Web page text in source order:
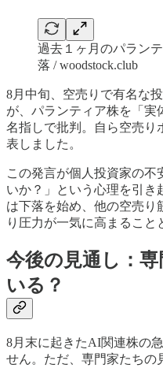
過去１ヶ月のパラン
落 / woodstock.club
8月中旬、空売りで有名な
が、パランティア株を「実
名指しで批判。自ら空売り
表しました。
この発言が個人投資家の不
いか？」という心理を引き
は下落を始め、他の空売り
り圧力が一気に高まること
今後の見通し：
いる？
8月末に起きたAI関連株の
せん。ただ、専門家たちの